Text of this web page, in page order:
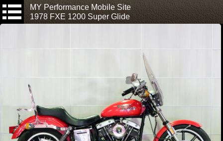
MY Performance Mobile Site
1978 FXE 1200 Super Glide